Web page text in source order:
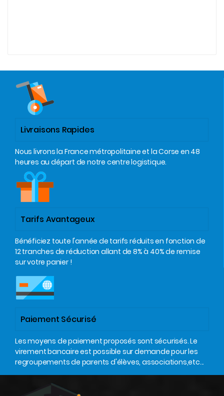
Livraisons Rapides
Nous livrons la France métropolitaine et la Corse en 48
heures au départ de notre centre logistique.
Tarifs Avantageux
Bénéficiez toute l'année de tarifs réduits en fonction de
12 tranches de réduction allant de 8% à 40% de remise
sur votre panier !
Paiement Sécurisé
Les moyens de paiement proposés sont sécurisés. Le
virement bancaire est possible sur demande pour les
regroupements de parents d'élèves, associations,etc...